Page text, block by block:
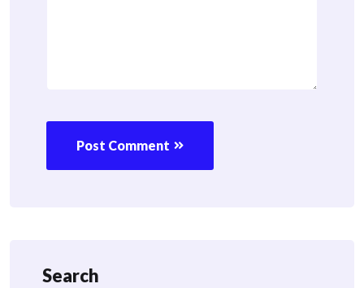
Post Comment
Search